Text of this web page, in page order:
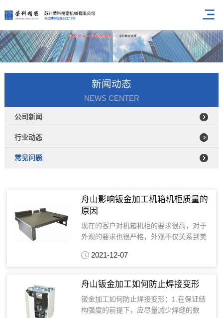
新闻动态
NEWS CENTER
公司新闻
行业动态
常见问题
舟山影响钣金加工机箱机柜质量的
原因
现在的客户对机箱机柜的要求很高，对于
外观的要求也很严格，外观不仅关系到美
时也对日后的使用有着很大的作用。 对于
外观影响产品质量，...
2021-12-07
舟山钣金加工如何防止焊接变形
钣金加工如何防止焊接变形：1.在保证结
构强度的前提下，应尽量减少焊缝的数